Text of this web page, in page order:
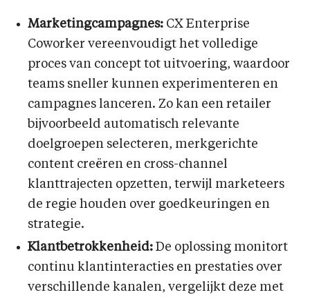
Marketingcampagnes: CX Enterprise
Coworker vereenvoudigt het volledige
proces van concept tot uitvoering, waardoor
teams sneller kunnen experimenteren en
campagnes lanceren. Zo kan een retailer
bijvoorbeeld automatisch relevante
doelgroepen selecteren, merkgerichte
content creëren en cross-channel
klanttrajecten opzetten, terwijl marketeers
de regie houden over goedkeuringen en
strategie.
Klantbetrokkenheid: De oplossing monitort
continu klantinteracties en prestaties over
verschillende kanalen, vergelijkt deze met